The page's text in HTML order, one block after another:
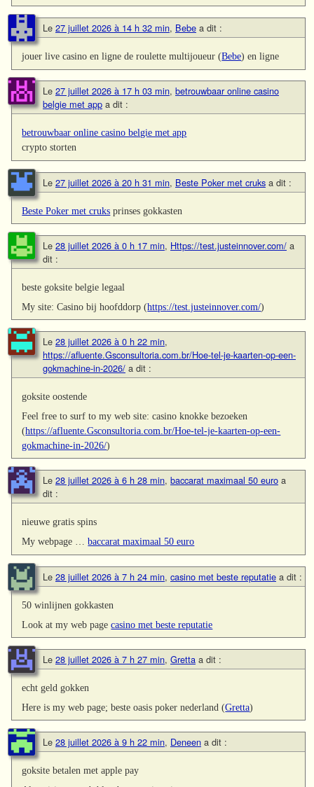
Le 27 juillet 2026 à 14 h 32 min, Bebe a dit :
jouer live casino en ligne de roulette multijoueur (Bebe) en ligne
Le 27 juillet 2026 à 17 h 03 min, betrouwbaar online casino
belgie met app a dit :
betrouwbaar online casino belgie met app
crypto storten
Le 27 juillet 2026 à 20 h 31 min, Beste Poker met cruks a dit :
Beste Poker met cruks prinses gokkasten
Le 28 juillet 2026 à 0 h 17 min, Https://test.justeinnover.com/ a
dit :
beste goksite belgie legaal
My site: Casino bij hoofddorp (https://test.justeinnover.com/)
Le 28 juillet 2026 à 0 h 22 min,
https://afluente.Gsconsultoria.com.br/Hoe-tel-je-kaarten-op-een-
gokmachine-in-2026/ a dit :
goksite oostende
Feel free to surf to my web site: casino knokke bezoeken
(https://afluente.Gsconsultoria.com.br/Hoe-tel-je-kaarten-op-een-
gokmachine-in-2026/)
Le 28 juillet 2026 à 6 h 28 min, baccarat maximaal 50 euro a
dit :
nieuwe gratis spins
My webpage …baccarat maximaal 50 euro
Le 28 juillet 2026 à 7 h 24 min, casino met beste reputatie a dit :
50 winlijnen gokkasten
Look at my web pagecasino met beste reputatie
Le 28 juillet 2026 à 7 h 27 min, Gretta a dit :
echt geld gokken
Here is my web page; beste oasis poker nederland (Gretta)
Le 28 juillet 2026 à 9 h 22 min, Deneen a dit :
goksite betalen met apple pay